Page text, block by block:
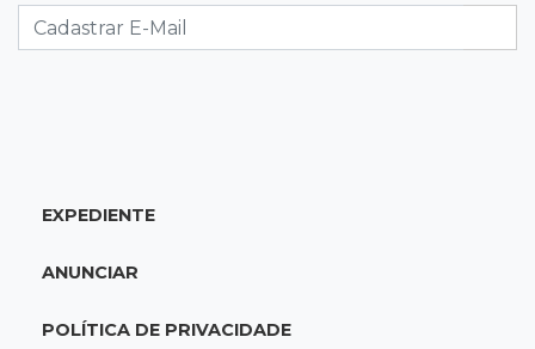
supera 31 milhões de litros
17:21Brasileirão feminino
com dois gols de Raquel
EXPEDIENTE
ANUNCIAR
POLÍTICA DE PRIVACIDADE